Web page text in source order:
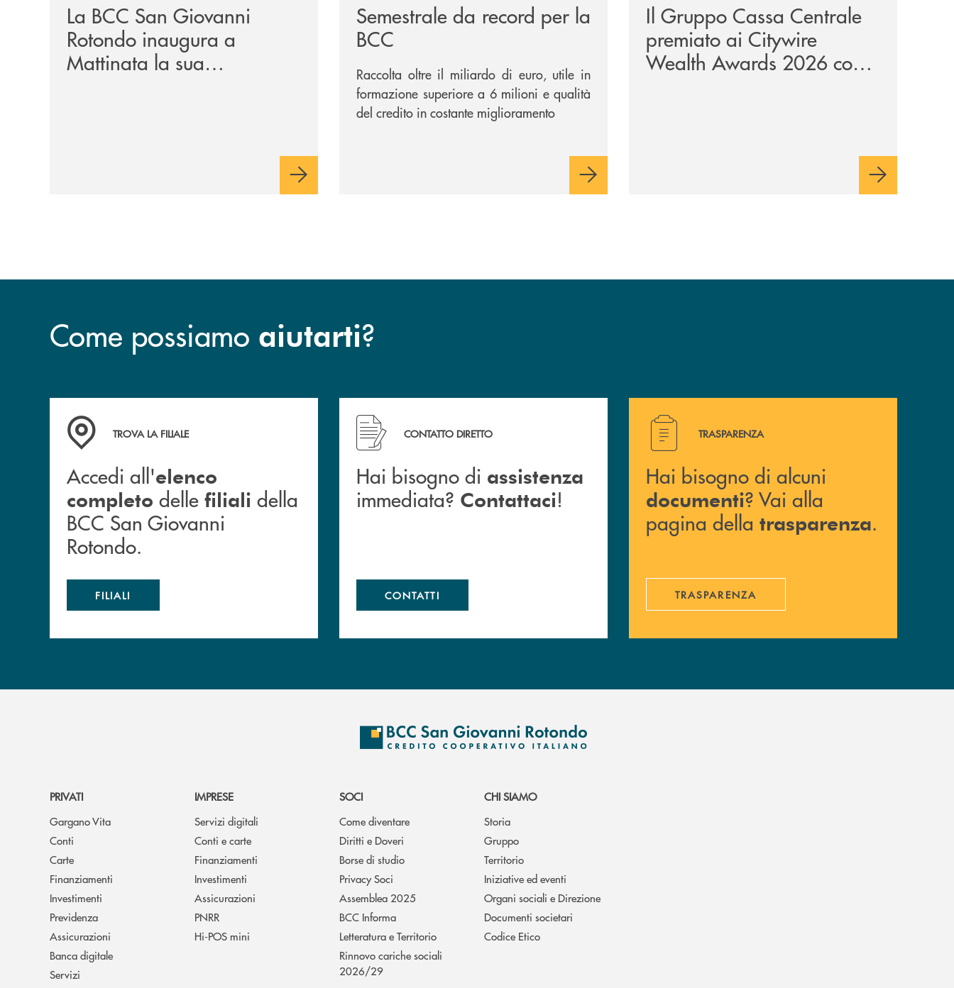
La BCC San Giovanni
Rotondo inaugura a
Mattinata la sua
Semestrale da record per la
BCC
Raccolta oltre il miliardo di euro, utile in
formazione superiore a 6 milioni e qualità
del credito in costante miglioramento
Il Gruppo Cassa Centrale
premiato ai Citywire
Wealth Awards 2026 come
Come possiamo aiutarti?
Accedi all' elenco completo delle filiali della BCC San Giovanni Rotondo.
TROVA LA FILIALE
Accedi all'elenco
completo delle filiali della
BCC San Giovanni
Rotondo.
FILIALI
Hai bisogno di assistenza immediata? Contattaci !
CONTATTO DIRETTO
Hai bisogno di assistenza
immediata? Contattaci!
CONTATTI
Hai bisogno di alcuni documenti ? Vai alla pagina della
TRASPARENZA
Hai bisogno di alcuni
documenti? Vai alla
pagina della trasparenza.
TRASPARENZA
PRIVATI
Gargano Vita
Conti
Carte
Finanziamenti
Investimenti
Previdenza
Assicurazioni
Banca digitale
Servizi
IMPRESE
Servizi digitali
Conti e carte
Finanziamenti
Investimenti
Assicurazioni
PNRR
Hi-POS mini
SOCI
Come diventare
Diritti e Doveri
Borse di studio
Privacy Soci
Assemblea 2025
BCC Informa
Letteratura e Territorio
Rinnovo cariche sociali
2026/29
CHI SIAMO
Storia
Gruppo
Territorio
Iniziative ed eventi
Organi sociali e Direzione
Documenti societari
Codice Etico